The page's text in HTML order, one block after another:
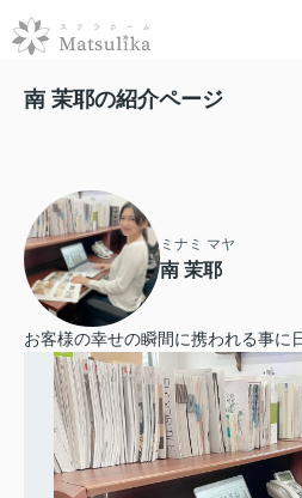
南 茉耶の紹介ページ
ミナミ マヤ
南 茉耶
お客様の幸せの瞬間に携われる事に